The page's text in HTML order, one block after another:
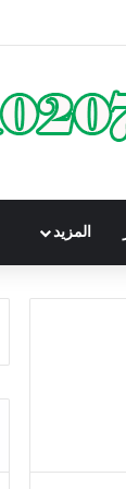
المزيد